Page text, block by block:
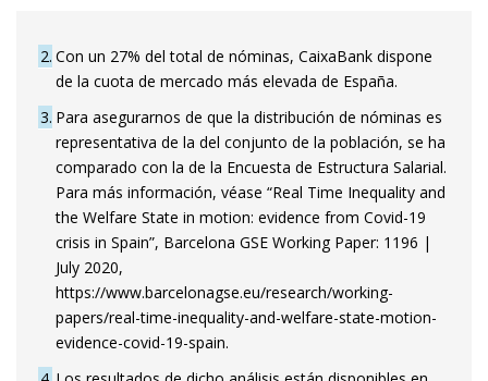
2 Con un 27% del total de nóminas, CaixaBank dispone
de la cuota de mercado más elevada de España.
3 Para asegurarnos de que la distribución de nóminas es
representativa de la del conjunto de la población, se ha
comparado con la de la Encuesta de Estructura Salarial.
Para más información, véase “Real Time Inequality and
the Welfare State in motion: evidence from Covid-19
crisis in Spain”, Barcelona GSE Working Paper: 1196 |
July 2020,
https://www.barcelonagse.eu/research/working-
papers/real-time-inequality-and-welfare-state-motion-
evidence-covid-19-spain.